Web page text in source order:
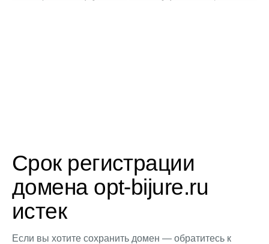
Срок регистрации
домена opt-bijure.ru
истек
Если вы хотите сохранить домен — обратитесь к